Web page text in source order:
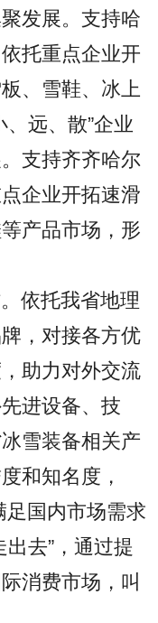
发展。支持哈
托重点企业开
、雪鞋、冰上
远、散”企业
支持齐齐哈尔
企业开拓速滑
产品市场，形
依托我省地理
，对接各方优
助力对外交流
进设备、技
雪装备相关产
和知名度，
足国内市场需求
去”，通过提
消费市场，叫